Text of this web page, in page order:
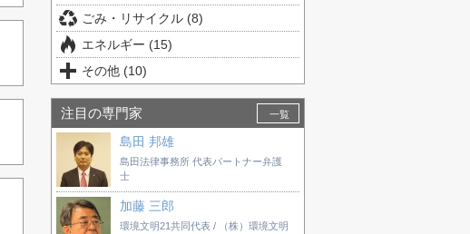
ごみ・リサイクル (8)
エネルギー (15)
その他 (10)
注目の専門家 一覧
島田 邦雄
島田法律事務所 代表パートナー弁護
士
加藤 三郎
環境文明21共同代表 / （株）環境文明